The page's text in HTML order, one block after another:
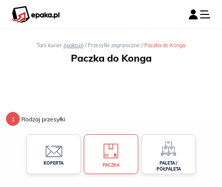
Tani kurier epaka.pl / Przesyłki zagraniczne / Paczka do Konga
Paczka do Konga
1 Rodzaj przesyłki
KOPERTA PACZKA
PALETA /
PÓŁPALETA